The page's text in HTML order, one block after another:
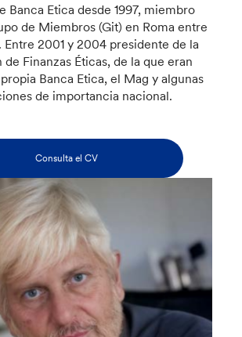
Banca Etica desde 1997, miembro
de Miembros (Git) en Roma entre
Entre 2001 y 2004 presidente de la
Finanzas Éticas, de la que eran
Banca Etica, el Mag y algunas
de importancia nacional.
Consulta el CV